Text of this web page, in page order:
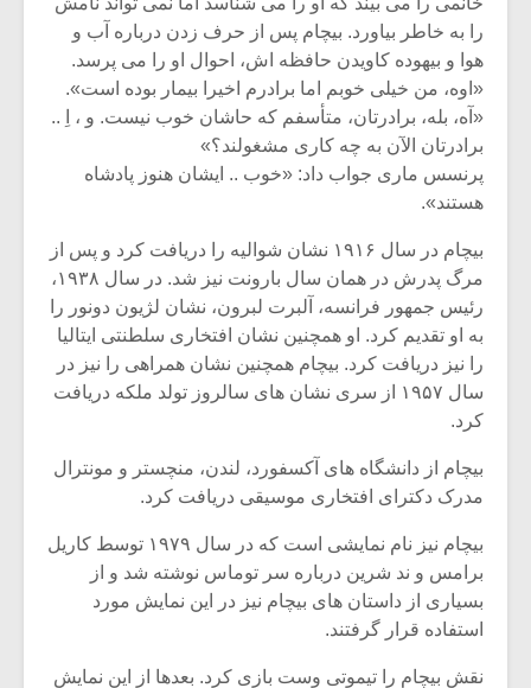
را به خاطر بیاورد. بیچام پس از حرف زدن درباره آب و
هوا و بیهوده کاویدن حافظه اش، احوال او را می پرسد.
«اوه، من خیلی خوبم اما برادرم اخیرا بیمار بوده است».
«آه، بله، برادرتان، متأسفم که حاشان خوب نیست. و ، اِ ..
برادرتان الآن به چه کاری مشغولند؟»
پرنسس ماری جواب داد: «خوب .. ایشان هنوز پادشاه
هستند».
بیچام در سال ۱۹۱۶ نشان شوالیه را دریافت کرد و پس از
مرگ پدرش در همان سال بارونت نیز شد. در سال ۱۹۳۸،
رئیس جمهور فرانسه، آلبرت لبرون، نشان لژیون دونور را
به او تقدیم کرد. او همچنین نشان افتخاری سلطنتی ایتالیا
را نیز دریافت کرد. بیچام همچنین نشان همراهی را نیز در
سال ۱۹۵۷ از سری نشان های سالروز تولد ملکه دریافت
کرد.
بیچام از دانشگاه های آکسفورد، لندن، منچستر و مونترال
مدرک دکترای افتخاری موسیقی دریافت کرد.
بیچام نیز نام نمایشی است که در سال ۱۹۷۹ توسط کاریل
برامس و ند شرین درباره سر توماس نوشته شد و از
بسیاری از داستان های بیچام نیز در این نمایش مورد
استفاده قرار گرفتند.
نقش بیچام را تیموتی وست بازی کرد. بعدها از این نمایش
یادداشتی بر موسیقی
متن فیلم «متری
شیش و نیم»
اگر نمی توانی
مشهورترین باشی،
بدنام ترین باش
دوره
موسیقی
سکانسی